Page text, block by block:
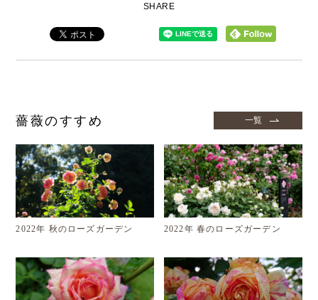
SHARE
薔薇のすすめ 一覧
2022年 秋のローズガーデン 2022年 春のローズガーデン